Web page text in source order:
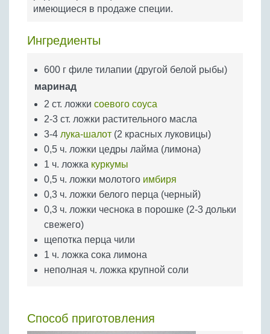
Бобовые
Крупы
имеющиеся в продаже специи.
Ингредиенты
600 г филе тилапии (другой белой рыбы)
маринад
2 ст. ложки соевого соуса
2-3 ст. ложки растительного масла
3-4 лука-шалот (2 красных луковицы)
0,5 ч. ложки цедры лайма (лимона)
1 ч. ложка куркумы
0,5 ч. ложки молотого имбиря
0,3 ч. ложки белого перца (черный)
0,3 ч. ложки чеснока в порошке (2-3 дольки
свежего)
щепотка перца чили
1 ч. ложка сока лимона
неполная ч. ложка крупной соли
Способ приготовления